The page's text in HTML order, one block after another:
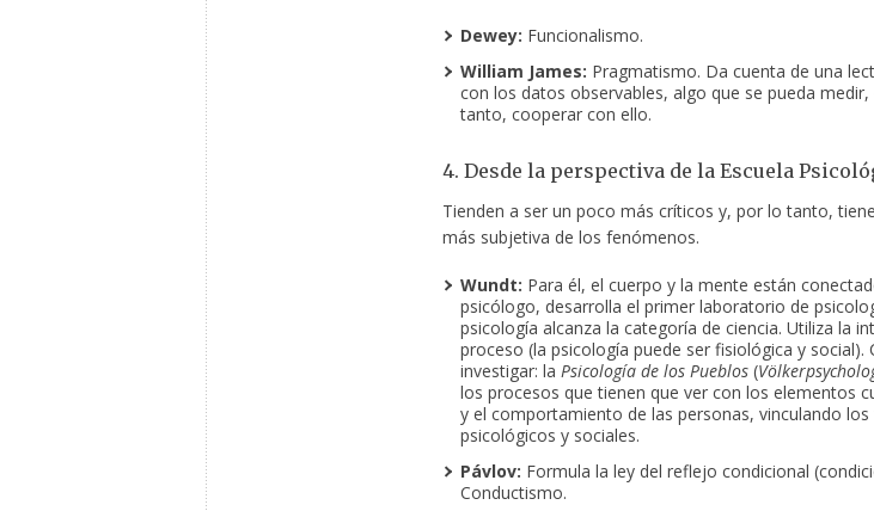
Dewey: Funcionalismo.
William James: Pragmatismo. Da cuenta de una
con los datos observables, algo que se pueda
tanto, cooperar con ello.
4. Desde la perspectiva de la Escuela
Tienden a ser un poco más críticos y, por lo tanto,
más subjetiva de los fenómenos.
Wundt: Para él, el cuerpo y la mente están
psicólogo, desarrolla el primer laboratorio de
psicología alcanza la categoría de ciencia. Utiliza la
proceso (la psicología puede ser fisiológica y social).
investigar: la Psicología de los Pueblos(
los procesos que tienen que ver con los elementos
y el comportamiento de las personas, vinculando
psicológicos y sociales.
Pávlov: Formula la ley del reflejo condicional
Conductismo.